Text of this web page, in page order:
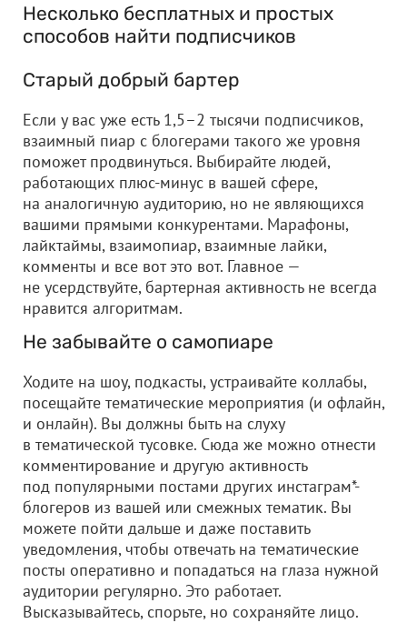
Несколько бесплатных и простых
способов найти подписчиков
Старый добрый бартер
Если у вас уже есть 1,5–2 тысячи подписчиков,
взаимный пиар с блогерами такого же уровня
поможет продвинуться. Выбирайте людей,
работающих плюс-минус в вашей сфере,
на аналогичную аудиторию, но не являющихся
вашими прямыми конкурентами. Марафоны,
лайктаймы, взаимопиар, взаимные лайки,
комменты и все вот это вот. Главное —
не усердствуйте, бартерная активность не всегда
нравится алгоритмам.
Не забывайте о самопиаре
Ходите на шоу, подкасты, устраивайте коллабы,
посещайте тематические мероприятия (и офлайн,
и онлайн). Вы должны быть на слуху
в тематической тусовке. Сюда же можно отнести
комментирование и другую активность
под популярными постами других инстаграм*-
блогеров из вашей или смежных тематик. Вы
можете пойти дальше и даже поставить
уведомления, чтобы отвечать на тематические
посты оперативно и попадаться на глаза нужной
аудитории регулярно. Это работает.
Высказывайтесь, спорьте, но сохраняйте лицо.